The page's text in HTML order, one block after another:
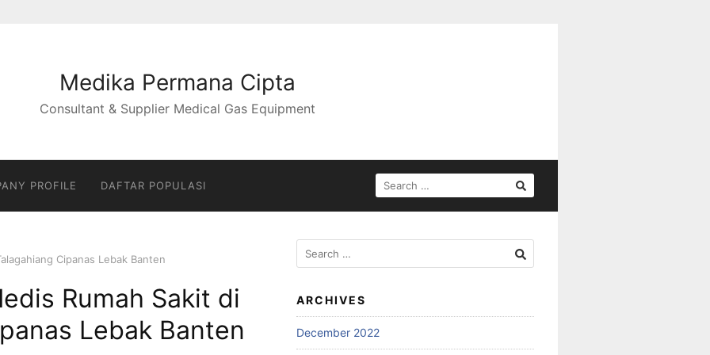
Medika Permana Cipta
Consultant & Supplier Medical Gas Equipment
PROFILE DAFTAR POPULASI
SEARCH
FOR:
Cipanas Lebak Banten
Rumah Sakit di
Lebak Banten
Search
for:
ARCHIVES
December 2022